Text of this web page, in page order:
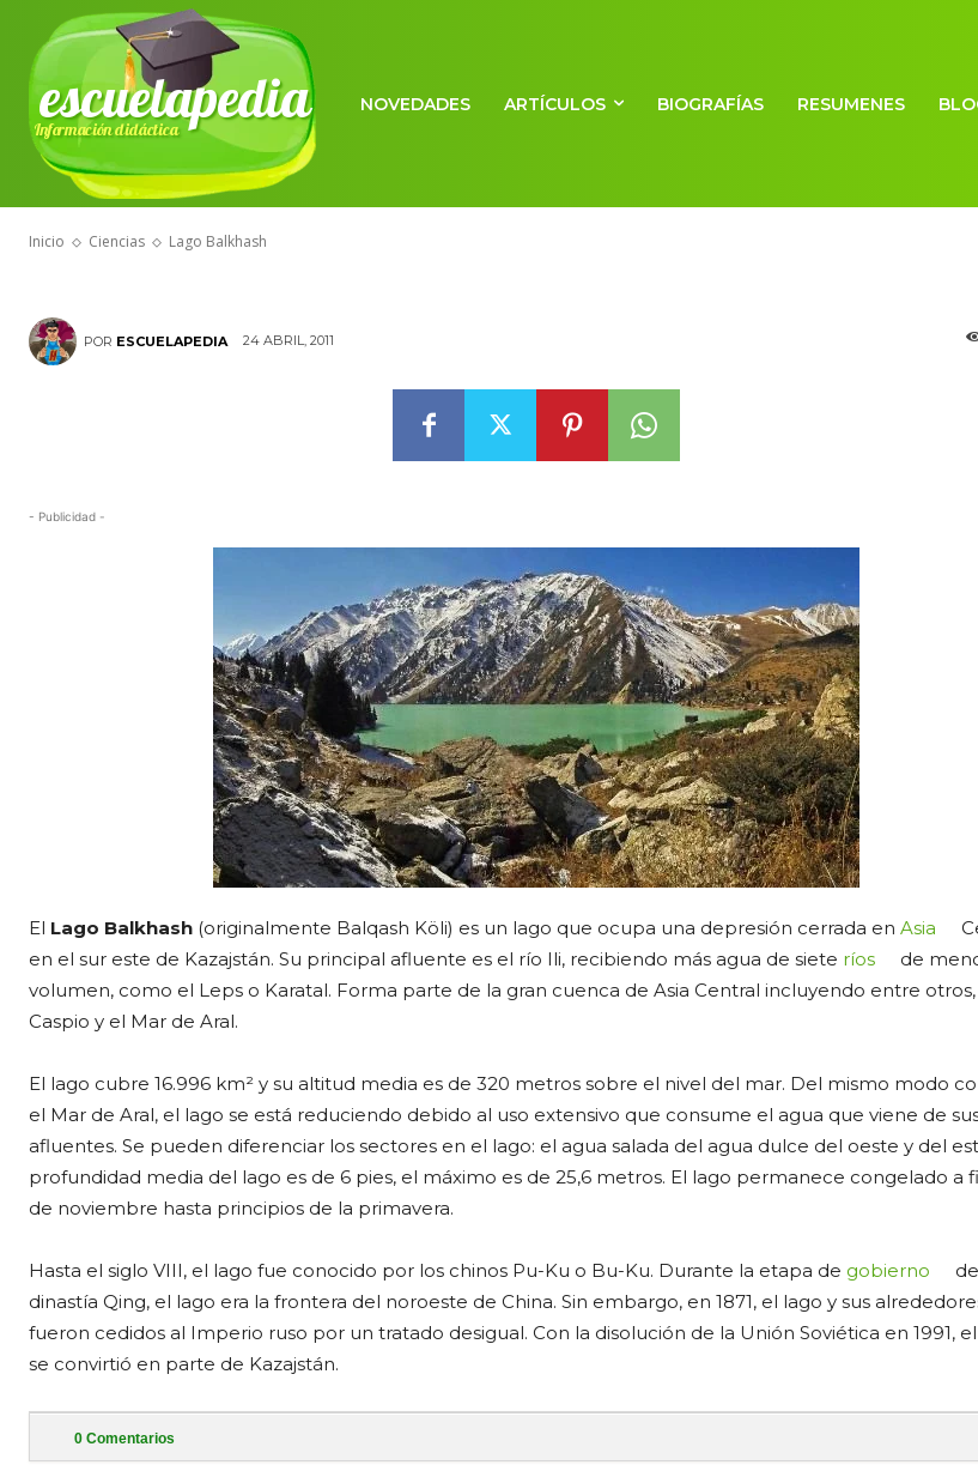
escuelapedia
Información didáctica
NOVEDADES ARTÍCULOS BIOGRAFÍAS RESUMENES
Inicio Ciencias Lago Balkhash
CIENCIAS
Lago Balkhash
POR ESCUELAPEDIA 24 ABRIL, 2011
- Publicidad -
El Lago Balkhash (originalmente Balqash Köli) es un lago que ocupa una depresión cerrada en Asia
en el sur este de Kazajstán. Su principal afluente es el río Ili, recibiendo más agua de siete ríos
de
volumen, como el Leps o Karatal. Forma parte de la gran cuenca de Asia Central incluyendo entre
Caspio y el Mar de Aral.
El lago cubre 16.996 km² y su altitud media es de 320 metros sobre el nivel del mar. Del mismo modo
el Mar de Aral, el lago se está reduciendo debido al uso extensivo que consume el agua que viene de
afluentes. Se pueden diferenciar los sectores en el lago: el agua salada del agua dulce del oeste y del
profundidad media del lago es de 6 pies, el máximo es de 25,6 metros. El lago permanece congelado a
de noviembre hasta principios de la primavera.
Hasta el siglo VIII, el lago fue conocido por los chinos Pu-Ku o Bu-Ku. Durante la etapa de gobierno
dinastía Qing, el lago era la frontera del noroeste de China. Sin embargo, en 1871, el lago y sus
fueron cedidos al Imperio ruso por un tratado desigual. Con la disolución de la Unión Soviética en 1991,
se convirtió en parte de Kazajstán.
0 Comentarios